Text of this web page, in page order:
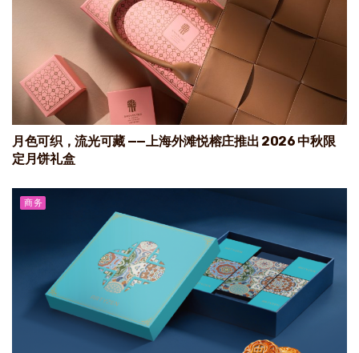
月色可织，流光可藏 ——上海外滩悦榕庄推出 2026 中秋限
定月饼礼盒
商务